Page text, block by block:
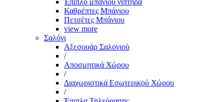
Έπιπλο μπάνιου νιπτήρα
Καθρέπτες Μπάνιου
Πετσέτες Μπάνιου
view more
Σαλόνι
Αξεσουάρ Σαλονιού
/
Αποσμητικά Χώρου
/
Διαχωριστικά Εσωτερικού Χώρου
/